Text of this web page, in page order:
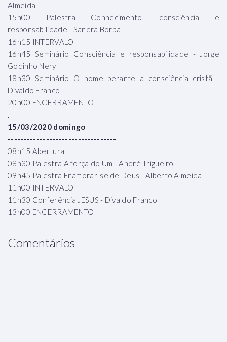
Almeida
15h00 Palestra Conhecimento, consciência e
responsabilidade - Sandra Borba
16h15 INTERVALO
16h45 Seminário Consciência e responsabilidade - Jorge
Godinho Nery
18h30 Seminário O home perante a consciência cristã -
Divaldo Franco
20h00 ENCERRAMENTO
.
15/03/2020 domingo
----------------------------------
08h15 Abertura
08h30 Palestra A força do Um - André Trigueiro
09h45 Palestra Enamorar-se de Deus - Alberto Almeida
11h00 INTERVALO
11h30 Conferência JESUS - Divaldo Franco
13h00 ENCERRAMENTO
Comentários